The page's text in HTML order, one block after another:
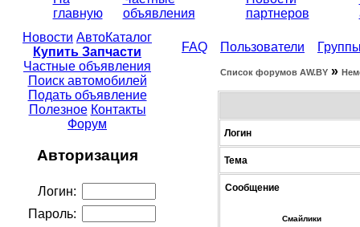
главную
объявления
партнеров
Новости АвтоКаталог
Купить Запчасти
Частные объявления
Поиск автомобилей
Подать объявление
Полезное Контакты
Форум
Авторизация
Логин:
Пароль:
FAQ Пользователи
Список форумов АW.BY »
Логин
Тема
Сообщение
Смайлики